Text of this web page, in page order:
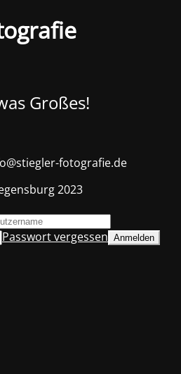
Großes!
fotografie.de
2023
Passwort vergessen